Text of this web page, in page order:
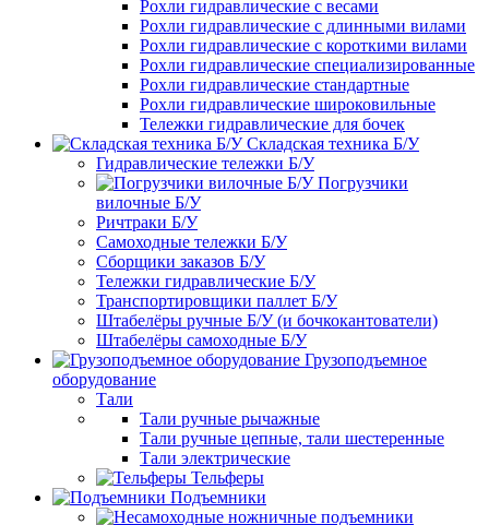
Рохли гидравлические с весами
Рохли гидравлические с длинными вилами
Рохли гидравлические с короткими вилами
Рохли гидравлические специализированные
Рохли гидравлические стандартные
Рохли гидравлические широковильные
Тележки гидравлические для бочек
Складская техника Б/У
Гидравлические тележки Б/У
Погрузчики
вилочные Б/У
Ричтраки Б/У
Самоходные тележки Б/У
Сборщики заказов Б/У
Тележки гидравлические Б/У
Транспортировщики паллет Б/У
Штабелёры ручные Б/У (и бочкокантователи)
Штабелёры самоходные Б/У
Грузоподъемное
оборудование
Тали
Тали ручные рычажные
Тали ручные цепные, тали шестеренные
Тали электрические
Тельферы
Подъемники